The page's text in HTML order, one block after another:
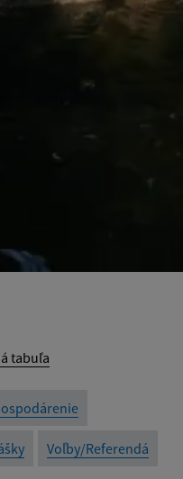
tabuľa
Voľby/Referendá